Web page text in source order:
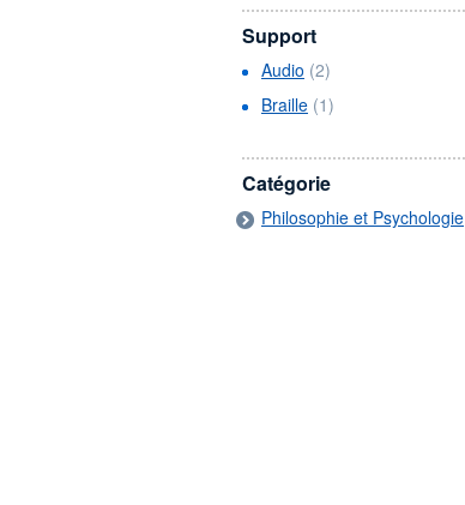
Support
Audio (2)
Braille (1)
Catégorie
Philosophie et Psychologie